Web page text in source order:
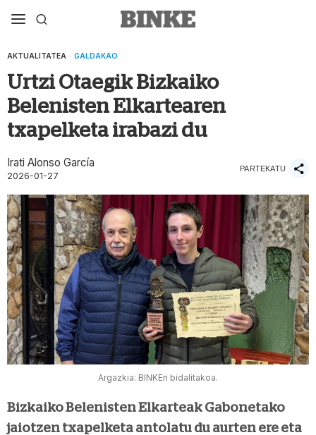
AKTUALITATEA · GALDAKAO
Urtzi Otaegik Bizkaiko
Belenisten Elkartearen
txapelketa irabazi du
Irati Alonso García
2026-01-27
PARTEKATU
Argazkia: BINKEri bidalitakoa.
Bizkaiko Belenisten Elkarteak Gabonetako
jaiotzen txapelketa antolatu du aurten ere eta